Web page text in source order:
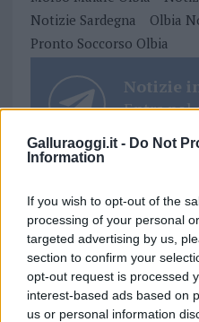
Galluraoggi.it - Do Not
Information
If you wish to opt-out of the
processing of your personal
targeted advertising by us,
section to confirm your
opt-out request is processed
interest-based ads based on
us or personal information
Notizie Sardegna
Olbia
Pronto Soccorso Olbia
Notizie
Entra nel
Inviaci
i tuoi
Su
345 356